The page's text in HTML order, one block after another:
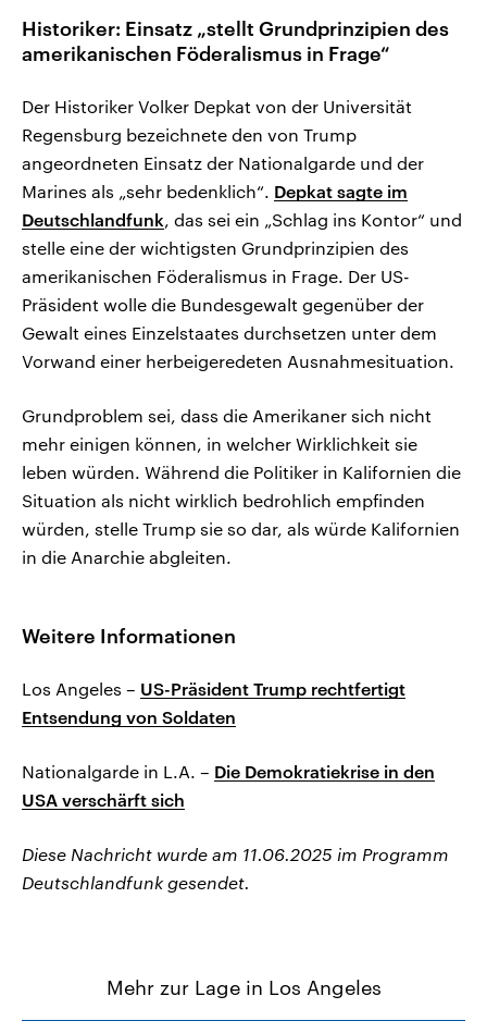
Historiker: Einsatz „stellt Grundprinzipien des
amerikanischen Föderalismus in Frage“
Der Historiker Volker Depkat von der Universität
Regensburg bezeichnete den von Trump
angeordneten Einsatz der Nationalgarde und der
Marines als „sehr bedenklich“. Depkat sagte im
Deutschlandfunk, das sei ein „Schlag ins Kontor“ und
stelle eine der wichtigsten Grundprinzipien des
amerikanischen Föderalismus in Frage. Der US-
Präsident wolle die Bundesgewalt gegenüber der
Gewalt eines Einzelstaates durchsetzen unter dem
Vorwand einer herbeigeredeten Ausnahmesituation.
Grundproblem sei, dass die Amerikaner sich nicht
mehr einigen können, in welcher Wirklichkeit sie
leben würden. Während die Politiker in Kalifornien die
Situation als nicht wirklich bedrohlich empfinden
würden, stelle Trump sie so dar, als würde Kalifornien
in die Anarchie abgleiten.
Weitere Informationen
Los Angeles – US-Präsident Trump rechtfertigt
Entsendung von Soldaten
Nationalgarde in L.A. – Die Demokratiekrise in den
USA verschärft sich
Diese Nachricht wurde am 11.06.2025 im Programm
Deutschlandfunk gesendet.
Mehr zur Lage in Los Angeles